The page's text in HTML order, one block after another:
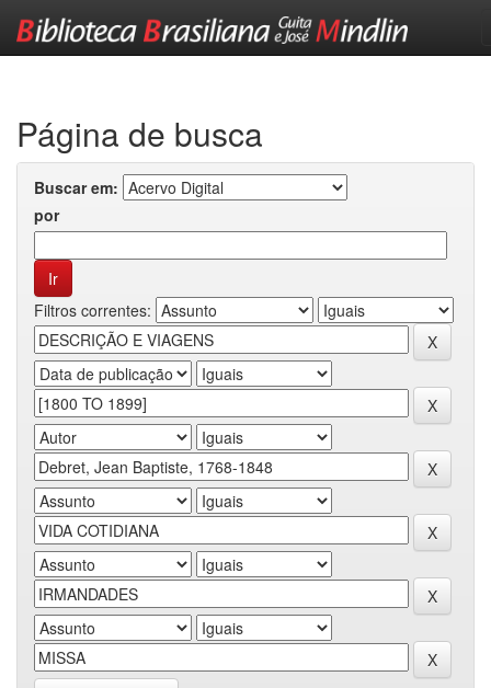
Página de busca
Buscar em:
por
Filtros correntes: